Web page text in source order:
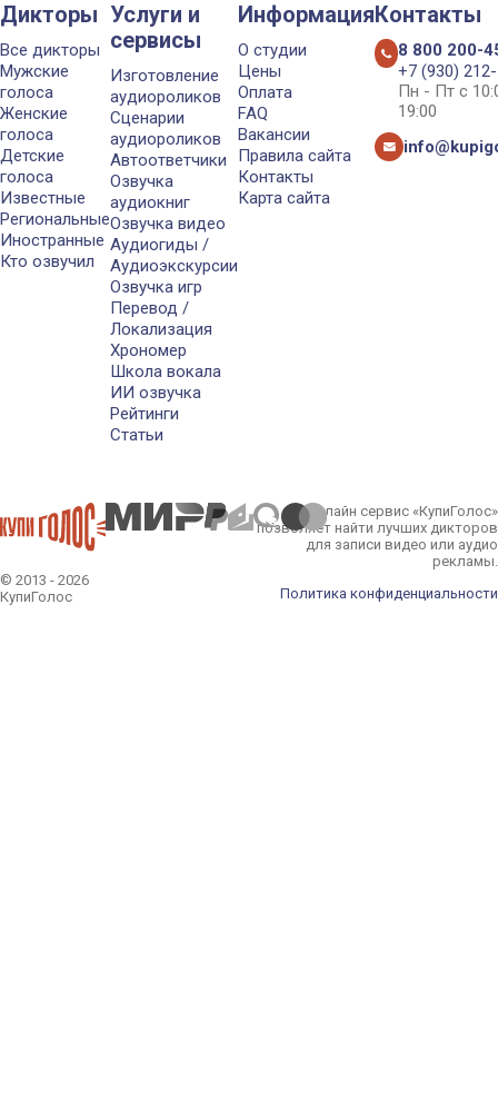
Дикторы
Все дикторы
Мужские
голоса
Женские
голоса
Детские
голоса
Известные
Региональные
Иностранные
Кто озвучил
Услуги и
сервисы
Изготовление
аудиороликов
Сценарии
аудиороликов
Автоответчики
Озвучка
аудиокниг
Озвучка видео
Аудиогиды /
Аудиоэкскурсии
Озвучка игр
Перевод /
Локализация
Хрономер
Школа вокала
ИИ озвучка
Рейтинги
Статьи
Информация
О студии
Цены
Оплата
FAQ
Вакансии
Правила сайта
Контакты
Карта сайта
Контакты
8 800 200-
+7 (930)
Пн - Пт с
19:00
© 2013 - 2026
КупиГолос
Онлайн сервис «КупиГолос»
позволяет найти лучших дикторов
для записи видео или аудио
рекламы.
Политика конфиденциальности